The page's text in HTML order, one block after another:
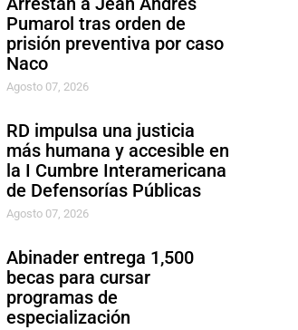
Arrestan a Jean Andrés
Pumarol tras orden de
prisión preventiva por caso
Naco
Agosto 07, 2026
RD impulsa una justicia
más humana y accesible en
la I Cumbre Interamericana
de Defensorías Públicas
Agosto 07, 2026
Abinader entrega 1,500
becas para cursar
programas de
especialización